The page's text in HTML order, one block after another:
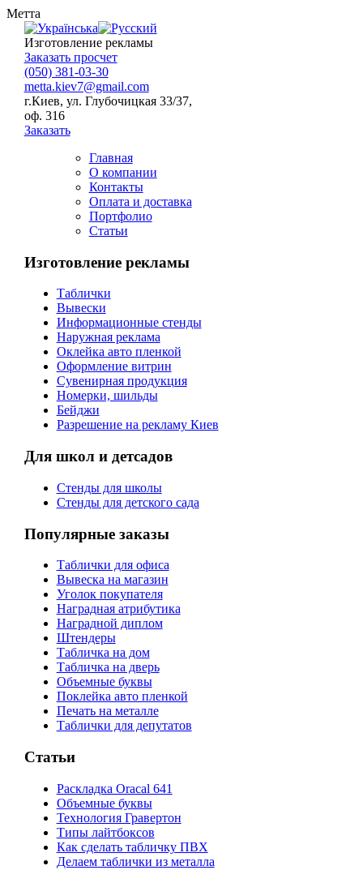
Метта
Изготовление рекламы
Заказать просчет
(050) 381-03-30
metta.kiev7@gmail.com
г.Киев, ул. Глубочицкая 33/37,
оф. 316
Заказать
Главная
О компании
Контакты
Оплата и доставка
Портфолио
Статьи
Изготовление рекламы
Таблички
Вывески
Информационные стенды
Наружная реклама
Оклейка авто пленкой
Оформление витрин
Сувенирная продукция
Номерки, шильды
Бейджи
Разрешение на рекламу Киев
Для школ и детсадов
Стенды для школы
Стенды для детского сада
Популярные заказы
Таблички для офиса
Вывеска на магазин
Уголок покупателя
Наградная атрибутика
Наградной диплом
Штендеры
Табличка на дом
Табличка на дверь
Объемные буквы
Поклейка авто пленкой
Печать на металле
Таблички для депутатов
Статьи
Раскладка Oracal 641
Объемные буквы
Технология Гравертон
Типы лайтбоксов
Как сделать табличку ПВХ
Делаем таблички из металла